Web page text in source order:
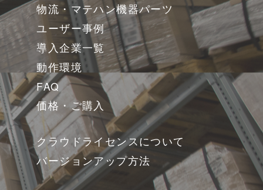
物流・マテハン機器パーツ
ユーザー事例
導入企業一覧
動作環境
FAQ
価格・ご購入
クラウドライセンスについて
バージョンアップ方法